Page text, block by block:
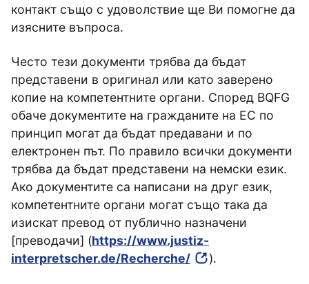
контакт също с удоволствие ще Ви помогне да
изясните въпроса.
Често тези документи трябва да бъдат
представени в оригинал или като заверено
копие на компетентните органи. Според BQFG
обаче документите на гражданите на ЕС по
принцип могат да бъдат предавани и по
електронен път. По правило всички документи
трябва да бъдат представени на немски език.
Ако документите са написани на друг език,
компетентните органи могат също така да
изискат превод от публично назначени
[преводачи] (https://www.justiz-
interpretscher.de/Recherche/
).